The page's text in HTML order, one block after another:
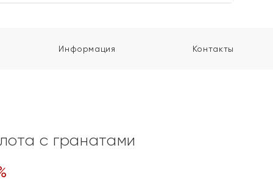
Информация Контакты
с гранатами